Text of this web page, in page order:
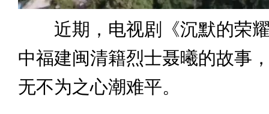
近期，电视剧《沉默的荣耀
中福建闽清籍烈士聂曦的故事
无不为之心潮难平。